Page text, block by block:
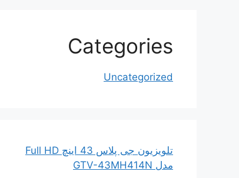
Categories
Uncategorized
تلویزیون جی پلاس 43 اینچ Full HD
مدل GTV-43MH414N